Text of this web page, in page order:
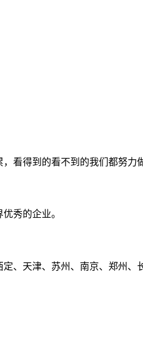
看得到的看不到的我们都努力
秀的企业。
、天津、苏州、南京、郑州